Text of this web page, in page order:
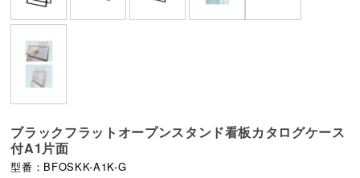
ブラックフラットオープンスタンド看板カタログケース
付A1片面
型番：BFOSKK-A1K-G